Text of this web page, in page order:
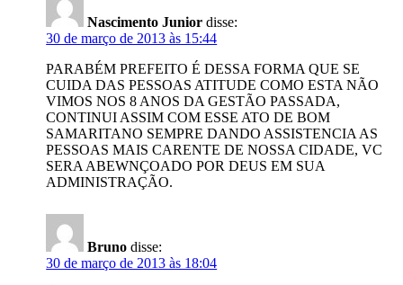
Nascimento Junior disse:
30 de março de 2013 às 15:44
PARABÉM PREFEITO É DESSA FORMA QUE SE
CUIDA DAS PESSOAS ATITUDE COMO ESTA NÃO
VIMOS NOS 8 ANOS DA GESTÃO PASSADA,
CONTINUI ASSIM COM ESSE ATO DE BOM
SAMARITANO SEMPRE DANDO ASSISTENCIA AS
PESSOAS MAIS CARENTE DE NOSSA CIDADE, VC
SERA ABEWNÇOADO POR DEUS EM SUA
ADMINISTRAÇÃO.
Bruno disse:
30 de março de 2013 às 18:04